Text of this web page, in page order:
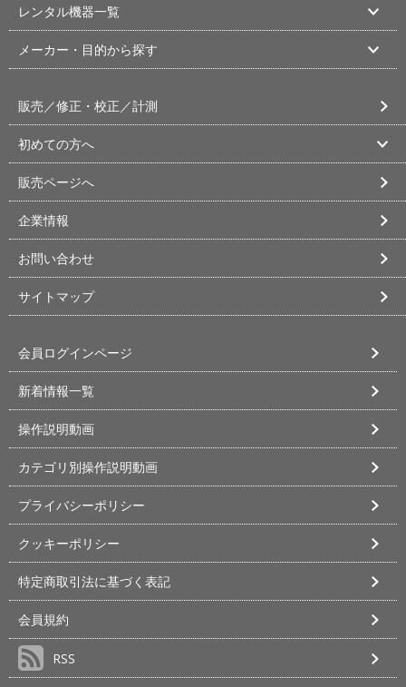
レンタル機器一覧
メーカー・目的から探す
販売／修正・校正／計測
初めての方へ
販売ページへ
企業情報
お問い合わせ
サイトマップ
会員ログインページ
新着情報一覧
操作説明動画
カテゴリ別操作説明動画
プライバシーポリシー
クッキーポリシー
特定商取引法に基づく表記
会員規約
RSS